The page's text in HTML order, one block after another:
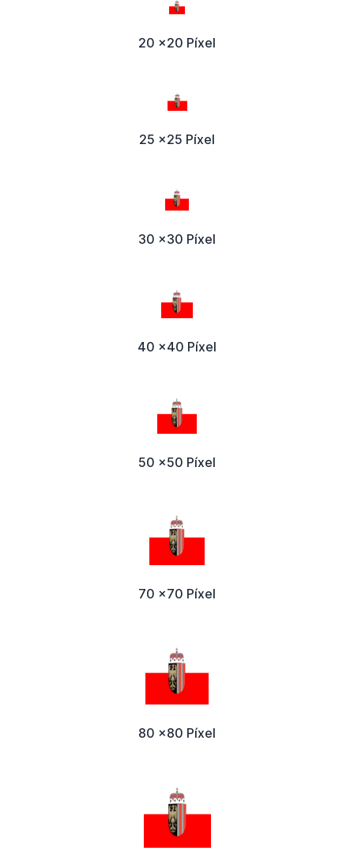
20 x20 Píxel
25 x25 Píxel
30 x30 Píxel
40 x40 Píxel
50 x50 Píxel
70 x70 Píxel
80 x80 Píxel